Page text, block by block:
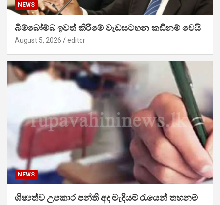
NEWS
බිම්බෝම්බ ඉවත් කිරීමේ වැඩසටහන කඩිනම් වෙයි
August 5, 2026 editor
NEWS
ශිෂ්‍යත්ව උපකාර පන්ති අද මැදියම් රැයෙන් තහනම්